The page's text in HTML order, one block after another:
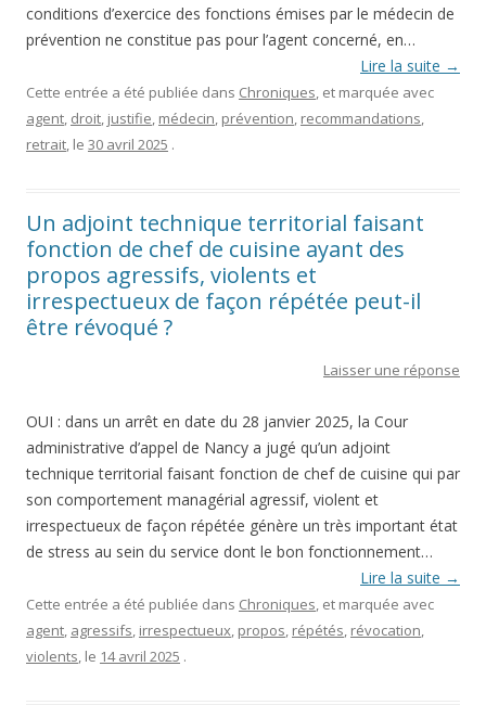
conditions d’exercice des fonctions émises par le médecin de
prévention ne constitue pas pour l’agent concerné, en…
Lire la suite →
Cette entrée a été publiée dans Chroniques, et marquée avec
agent, droit, justifie, médecin, prévention, recommandations,
retrait, le 30 avril 2025 .
Un adjoint technique territorial faisant
fonction de chef de cuisine ayant des
propos agressifs, violents et
irrespectueux de façon répétée peut-il
être révoqué ?
Laisser une réponse
OUI : dans un arrêt en date du 28 janvier 2025, la Cour
administrative d’appel de Nancy a jugé qu’un adjoint
technique territorial faisant fonction de chef de cuisine qui par
son comportement managérial agressif, violent et
irrespectueux de façon répétée génère un très important état
de stress au sein du service dont le bon fonctionnement…
Lire la suite →
Cette entrée a été publiée dans Chroniques , et marquée avec
agent agressifs irrespectueux propos répétés révocation
violents , le 14 avril 2025 .